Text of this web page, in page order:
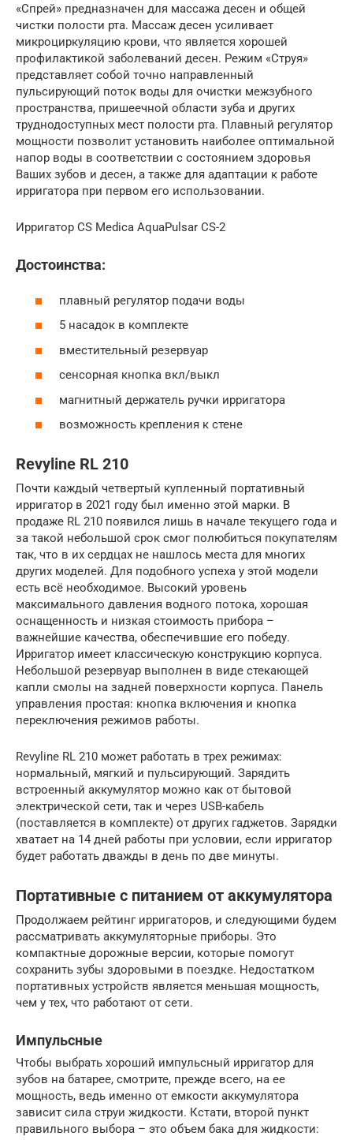
«Спрей» предназначен для массажа десен и общей
чистки полости рта. Массаж десен усиливает
микроциркуляцию крови, что является хорошей
профилактикой заболеваний десен. Режим «Струя»
представляет собой точно направленный
пульсирующий поток воды для очистки межзубного
пространства, пришеечной области зуба и других
труднодоступных мест полости рта. Плавный регулятор
мощности позволит установить наиболее оптимальной
напор воды в соответствии с состоянием здоровья
Ваших зубов и десен, а также для адаптации к работе
ирригатора при первом его использовании.
Ирригатор CS Medica AquaPulsar CS-2
Достоинства:
плавный регулятор подачи воды
5 насадок в комплекте
вместительный резервуар
сенсорная кнопка вкл/выкл
магнитный держатель ручки ирригатора
возможность крепления к стене
Revyline RL 210
Почти каждый четвертый купленный портативный
ирригатор в 2021 году был именно этой марки. В
продаже RL 210 появился лишь в начале текущего года и
за такой небольшой срок смог полюбиться покупателям
так, что в их сердцах не нашлось места для многих
других моделей. Для подобного успеха у этой модели
есть всё необходимое. Высокий уровень
максимального давления водного потока, хорошая
оснащенность и низкая стоимость прибора –
важнейшие качества, обеспечившие его победу.
Ирригатор имеет классическую конструкцию корпуса.
Небольшой резервуар выполнен в виде стекающей
капли смолы на задней поверхности корпуса. Панель
управления простая: кнопка включения и кнопка
переключения режимов работы.
Revyline RL 210 может работать в трех режимах:
нормальный, мягкий и пульсирующий. Зарядить
встроенный аккумулятор можно как от бытовой
электрической сети, так и через USB-кабель
(поставляется в комплекте) от других гаджетов. Зарядки
хватает на 14 дней работы при условии, если ирригатор
будет работать дважды в день по две минуты.
Портативные с питанием от аккумулятора
Продолжаем рейтинг ирригаторов, и следующими будем
рассматривать аккумуляторные приборы. Это
компактные дорожные версии, которые помогут
сохранить зубы здоровыми в поездке. Недостатком
портативных устройств является меньшая мощность,
чем у тех, что работают от сети.
Импульсные
Чтобы выбрать хороший импульсный ирригатор для
зубов на батарее, смотрите, прежде всего, на ее
мощность, ведь именно от емкости аккумулятора
зависит сила струи жидкости. Кстати, второй пункт
правильного выбора – это объем бака для жидкости: